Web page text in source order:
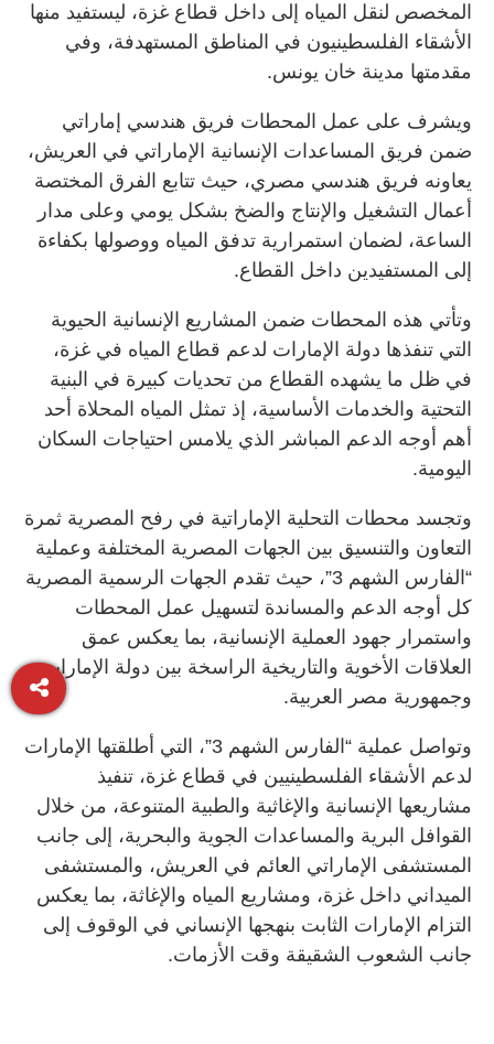
المخصص لنقل المياه إلى داخل قطاع غزة، ليستفيد منها
الأشقاء الفلسطينيون في المناطق المستهدفة، وفي
مقدمتها مدينة خان يونس.
ويشرف على عمل المحطات فريق هندسي إماراتي
ضمن فريق المساعدات الإنسانية الإماراتي في العريش،
يعاونه فريق هندسي مصري، حيث تتابع الفرق المختصة
أعمال التشغيل والإنتاج والضخ بشكل يومي وعلى مدار
الساعة، لضمان استمرارية تدفق المياه ووصولها بكفاءة
إلى المستفيدين داخل القطاع.
وتأتي هذه المحطات ضمن المشاريع الإنسانية الحيوية
التي تنفذها دولة الإمارات لدعم قطاع المياه في غزة،
في ظل ما يشهده القطاع من تحديات كبيرة في البنية
التحتية والخدمات الأساسية، إذ تمثل المياه المحلاة أحد
أهم أوجه الدعم المباشر الذي يلامس احتياجات السكان
اليومية.
وتجسد محطات التحلية الإماراتية في رفح المصرية ثمرة
التعاون والتنسيق بين الجهات المصرية المختلفة وعملية
“الفارس الشهم 3”، حيث تقدم الجهات الرسمية المصرية
كل أوجه الدعم والمساندة لتسهيل عمل المحطات
واستمرار جهود العملية الإنسانية، بما يعكس عمق
العلاقات الأخوية والتاريخية الراسخة بين دولة الإمارات
وجمهورية مصر العربية.
وتواصل عملية “الفارس الشهم 3”، التي أطلقتها الإمارات
لدعم الأشقاء الفلسطينيين في قطاع غزة، تنفيذ
مشاريعها الإنسانية والإغاثية والطبية المتنوعة، من خلال
القوافل البرية والمساعدات الجوية والبحرية، إلى جانب
المستشفى الإماراتي العائم في العريش، والمستشفى
الميداني داخل غزة، ومشاريع المياه والإغاثة، بما يعكس
التزام الإمارات الثابت بنهجها الإنساني في الوقوف إلى
جانب الشعوب الشقيقة وقت الأزمات.